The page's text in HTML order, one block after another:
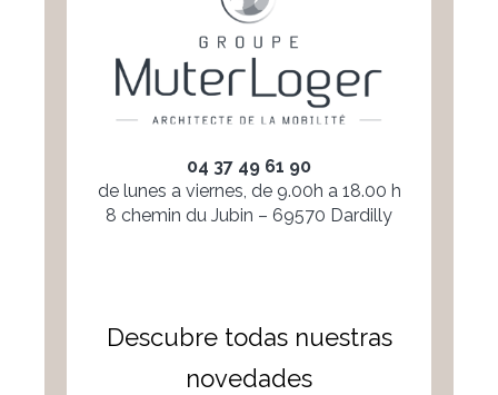
04 37 49 61 90
de lunes a viernes, de 9.00h a 18.00 h
8 chemin du Jubin – 69570 Dardilly
Descubre todas nuestras
novedades